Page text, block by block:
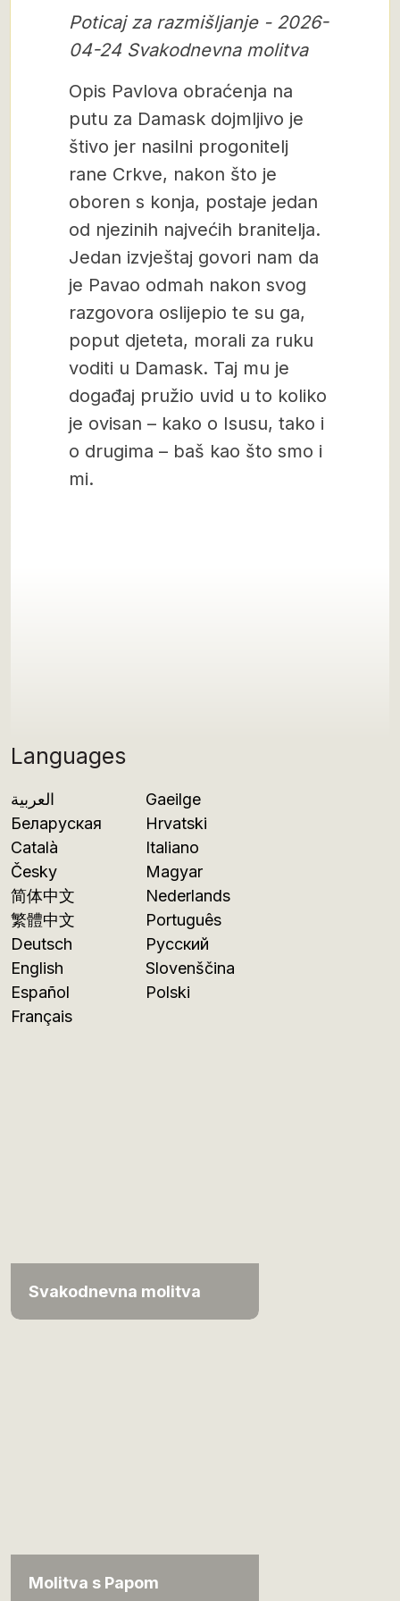
Languages
العربية
Беларуская
Català
Česky
简体中文
繁體中文
Deutsch
English
Español
Français
Gaeilge
Hrvatski
Italiano
Magyar
Nederlands
Português
Русский
Slovenščina
Polski
Svakodnevna molitva
Molitva s Papom
Poticaj za razmišljanje - 2026-
04-24 Svakodnevna molitva
Opis Pavlova obraćenja na
putu za Damask dojmljivo je
štivo jer nasilni progonitelj
rane Crkve, nakon što je
oboren s konja, postaje jedan
od njezinih najvećih branitelja.
Jedan izvještaj govori nam da
je Pavao odmah nakon svog
razgovora oslijepio te su ga,
poput djeteta, morali za ruku
voditi u Damask. Taj mu je
događaj pružio uvid u to koliko
je ovisan – kako o Isusu, tako i
o drugima – baš kao što smo i
mi.